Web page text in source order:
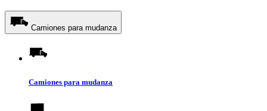
Camiones para mudanza
Camiones para mudanza